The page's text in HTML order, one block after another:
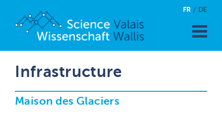
FR DE
Infrastructure
Maison des Glaciers